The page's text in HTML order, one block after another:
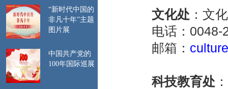
并在后续入境时自动
比对。特此提醒来波
中国公民遵守当地入
出境管理规定，行前
请仔细检查护照和签
证有效期，确保赴波
行程与所持签证种类
“新时代中国的
非凡十年”主题
图片展
中国共产党的
100年国际巡展
文化处 ：文
电话：0048-
邮箱：
科技教育处